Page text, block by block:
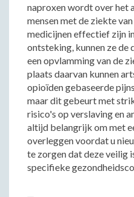
naproxen wordt over het
mensen met de ziekte
medicijnen effectief zijn
ontsteking, kunnen ze de
een opvlamming van de
plaats daarvan kunnen
opioïden gebaseerde
maar dit gebeurt met
risico's op verslaving en
altijd belangrijk om met
overleggen voordat u
te zorgen dat deze veilig
specifieke